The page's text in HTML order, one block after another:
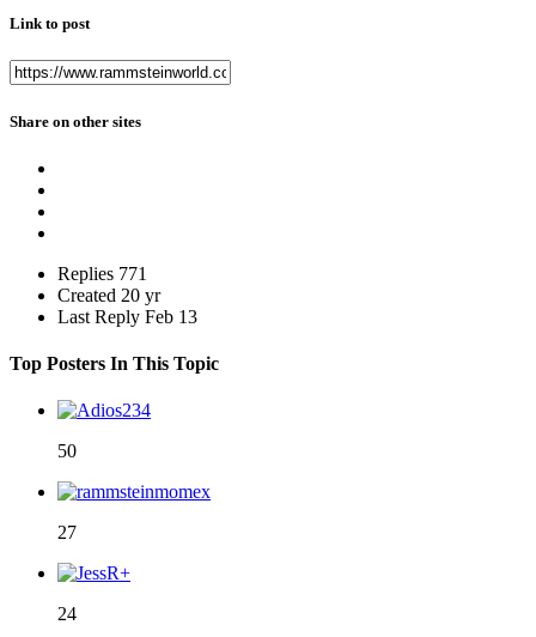
Link to post
Share on other sites
Replies 771
Created 20 yr
Last Reply Feb 13
Top Posters In This Topic
50
27
24